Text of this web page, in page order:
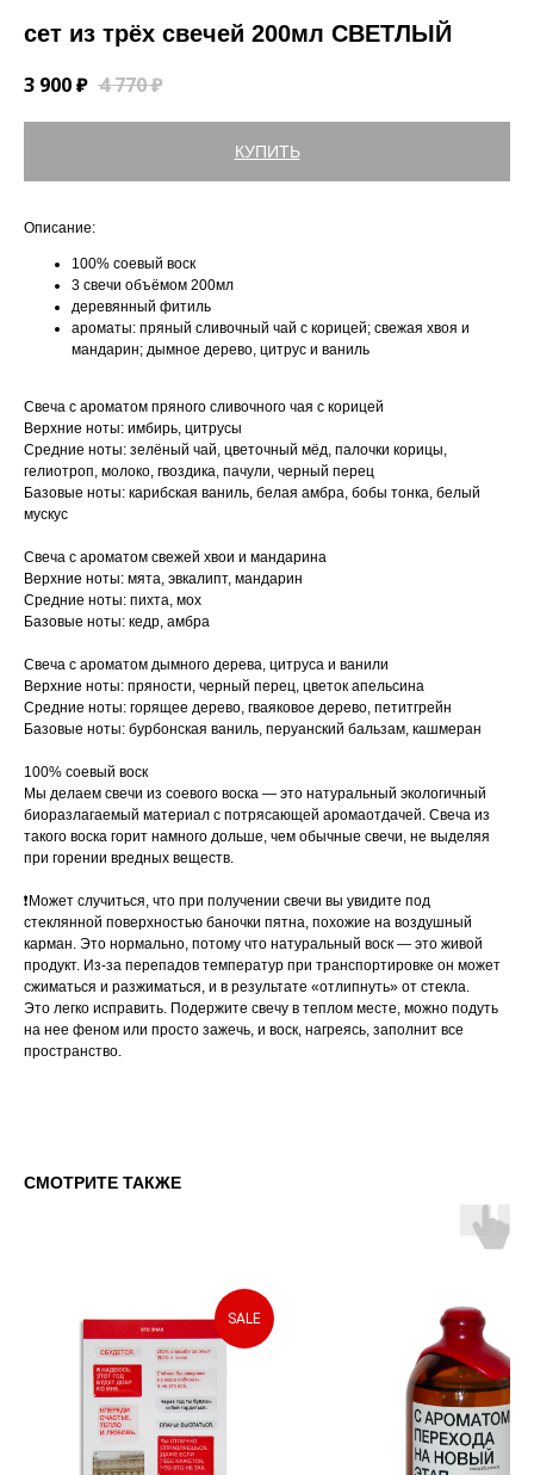
сет из трёх свечей 200мл СВЕТЛЫЙ
3 900₽ 4 770₽
КУПИТЬ
Описание:
100% соевый воск
3 свечи объёмом 200мл
деревянный фитиль
ароматы: пряный сливочный чай с корицей; свежая хвоя и
мандарин; дымное дерево, цитрус и ваниль
Свеча с ароматом пряного сливочного чая с корицей
Верхние ноты: имбирь, цитрусы
Средние ноты: зелёный чай, цветочный мёд, палочки корицы,
гелиотроп, молоко, гвоздика, пачули, черный перец
Базовые ноты: карибская ваниль, белая амбра, бобы тонка, белый
мускус
Свеча с ароматом свежей хвои и мандарина
Верхние ноты: мята, эвкалипт, мандарин
Средние ноты: пихта, мох
Базовые ноты: кедр, амбра
Свеча с ароматом дымного дерева, цитруса и ванили
Верхние ноты: пряности, черный перец, цветок апельсина
Средние ноты: горящее дерево, гваяковое дерево, петитгрейн
Базовые ноты: бурбонская ваниль, перуанский бальзам, кашмеран
100% соевый воск
Мы делаем свечи из соевого воска — это натуральный экологичный
биоразлагаемый материал с потрясающей аромаотдачей. Свеча из
такого воска горит намного дольше, чем обычные свечи, не выделяя
при горении вредных веществ.
❗️Может случиться, что при получении свечи вы увидите под
стеклянной поверхностью баночки пятна, похожие на воздушный
карман. Это нормально, потому что натуральный воск — это живой
продукт. Из-за перепадов температур при транспортировке он может
сжиматься и разжиматься, и в результате «отлипнуть» от стекла.
Это легко исправить. Подержите свечу в теплом месте, можно подуть
на нее феном или просто зажечь, и воск, нагреясь, заполнит все
пространство.
СМОТРИТЕ ТАКЖЕ
SALE